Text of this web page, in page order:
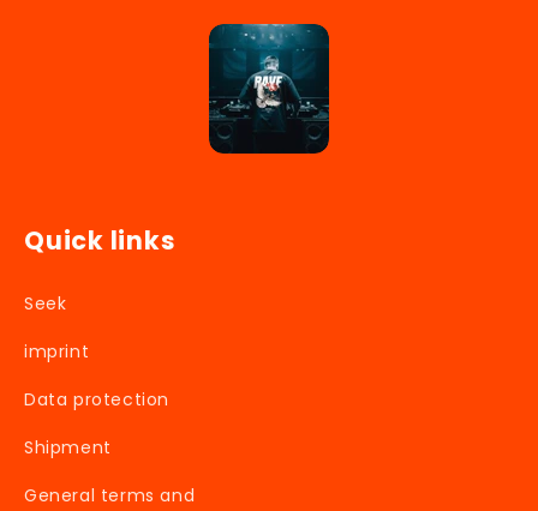
Quick links
Seek
imprint
Data protection
Shipment
General terms and